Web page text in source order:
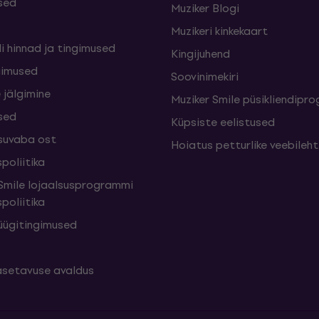
hinnad ja tingimused
ost
lojaalsusprogrammi
avaldus
Muziker Blogi
Muzikeri kinkekaart
Kingijuhend
Soovinimekiri
Muziker Smile
Küpsiste eelistused
Hoiatus petturlike